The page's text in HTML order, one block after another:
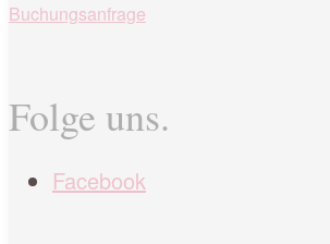
Buchungsanfrage
Folge uns.
Facebook